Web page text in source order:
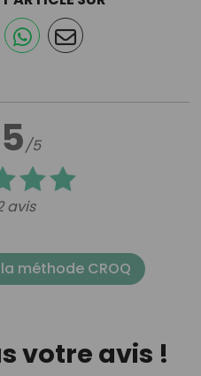
/5
avis
méthode CROQ
votre avis !